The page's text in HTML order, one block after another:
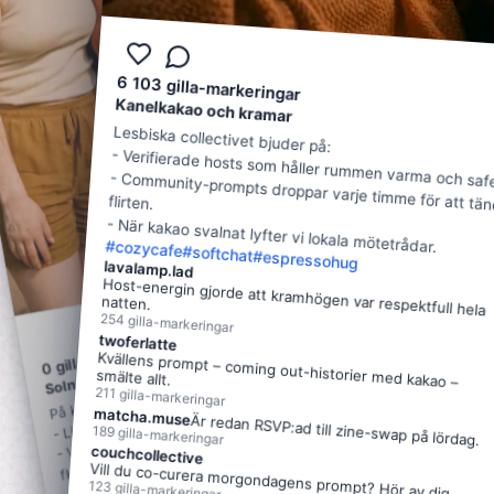
0 gilla-markeringar
Solnedgång för varje kropp
På kvällens schema:
- Live-undertexter och typing-indikatorer on demand.
- Värdar tränade i assistiv etikett gör varje rum
flexibiliserat.
- Promptkort som lyfter hjälpmedel, neurojoy och
0 gilla-markeringar
Kanelkakao och kramar
Lesbiska collectivet bjuder på:
- Verifierade hosts som håller rummen varma och
- Community-prompts droppar varje timme för att
flirten.
- När kakao svalnat lyfter vi lokala mötetrådar.
#cozycafe#softchat#espressohug
lavalamp.lad
Host-energin gjorde att kramhögen var respektfull hela
natten.
254 gilla-markeringar
twoferlatte
Kvällens prompt – coming out-historier med kakao –
smälte allt.
211 gilla-markeringar
matcha.museÄr redan RSVP:ad till zine-swap på lördag.
189 gilla-markeringar
couchcollective
Vill du co-curera morgondagens prompt? Hör av dig.
123